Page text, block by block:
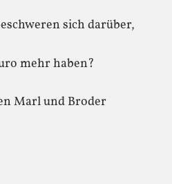
sich darüber,
mehr haben?
Marl und Broder